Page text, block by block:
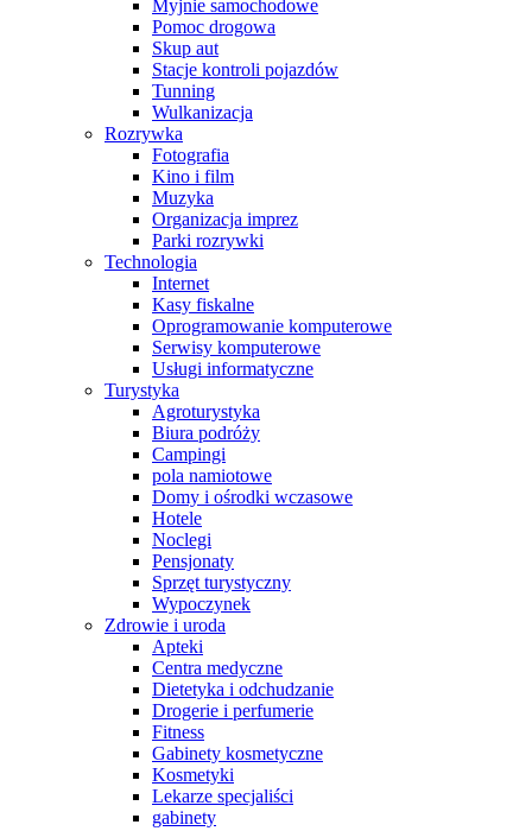
Myjnie samochodowe
Pomoc drogowa
Skup aut
Stacje kontroli pojazdów
Tunning
Wulkanizacja
Rozrywka
Fotografia
Kino i film
Muzyka
Organizacja imprez
Parki rozrywki
Technologia
Internet
Kasy fiskalne
Oprogramowanie komputerowe
Serwisy komputerowe
Usługi informatyczne
Turystyka
Agroturystyka
Biura podróży
Campingi
pola namiotowe
Domy i ośrodki wczasowe
Hotele
Noclegi
Pensjonaty
Sprzęt turystyczny
Wypoczynek
Zdrowie i uroda
Apteki
Centra medyczne
Dietetyka i odchudzanie
Drogerie i perfumerie
Fitness
Gabinety kosmetyczne
Kosmetyki
Lekarze specjaliści
gabinety